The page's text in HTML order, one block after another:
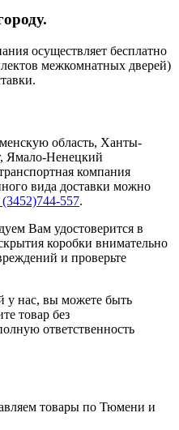
осуществляет бесплатно
межкомнатных дверей)
область, Ханты-
Ямало-Ненецкий
компания
вида доставки можно
(3452)744-557.
Вам удостоверится в
коробки внимательно
и проверьте
у нас, вы можете быть
товар без
ответственность
товары по Тюмени и